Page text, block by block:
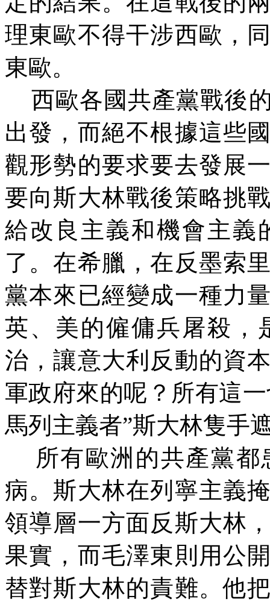
理東歐不得干涉西歐，
東歐。
西歐各國共產黨戰後
出發，而絕不根據這些
觀形勢的要求要去發展
要向斯大林戰後策略挑
給改良主義和機會主義
了。在希臘，在反墨索
黨本來已經變成一種力
英、 美的僱傭兵屠殺，
治，讓意大利反動的資
軍政府來的呢？所有這
馬列主義者”斯大林隻手
所有歐洲的共產黨
病。斯大林在列寧主義
領導層一方面反斯大林
果實，而毛澤東則用公
替對斯大林的責難。他